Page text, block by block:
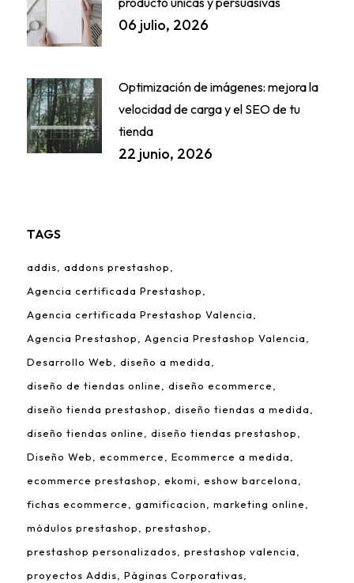
06 julio, 2026
Optimización de imágenes: mejora la
velocidad de carga y el SEO de tu
tienda
22 junio, 2026
TAGS
addis
addons prestashop
Agencia certificada Prestashop
Agencia certificada Prestashop Valencia
Agencia Prestashop
Agencia Prestashop Valencia
Desarrollo Web
diseño a medida
diseño de tiendas online
diseño ecommerce
diseño tienda prestashop
diseño tiendas a medida
diseño tiendas online
diseño tiendas prestashop
Diseño Web
ecommerce
Ecommerce a medida
ecommerce prestashop
ekomi
eshow barcelona
fichas ecommerce
gamificacion
marketing online
módulos prestashop
prestashop
prestashop personalizados
prestashop valencia
proyectos Addis
Páginas Corporativas